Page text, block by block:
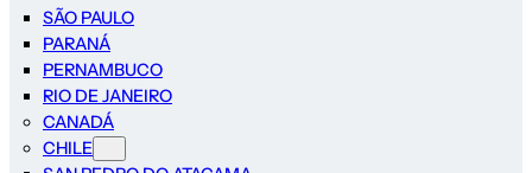
SÃO PAULO
PARANÁ
PERNAMBUCO
RIO DE JANEIRO
CANADÁ
CHILE